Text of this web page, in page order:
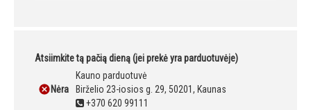
Atsiimkite tą pačią dieną (jei prekė yra parduotuvėje)
Nėra
Kauno parduotuvė
Birželio 23-iosios g. 29, 50201, Kaunas
+370 620 99111